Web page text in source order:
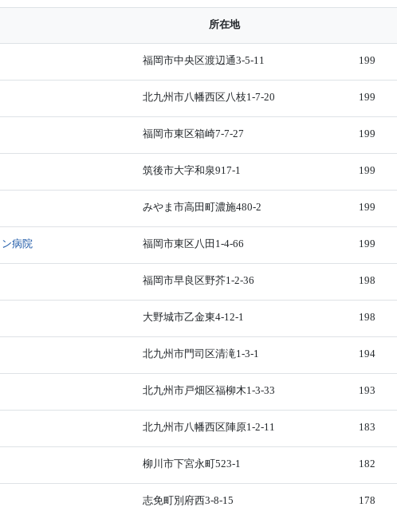
所在地
福岡市中央区渡辺通3-5-11 199
北九州市八幡西区八枝1-7-20 199
福岡市東区箱崎7-7-27 199
筑後市大字和泉917-1 199
みやま市高田町濃施480-2 199
病院 福岡市東区八田1-4-66 199
福岡市早良区野芥1-2-36 198
大野城市乙金東4-12-1 198
北九州市門司区清滝1-3-1 194
北九州市戸畑区福柳木1-3-33 193
北九州市八幡西区陣原1-2-11 183
柳川市下宮永町523-1 182
志免町別府西3-8-15 178